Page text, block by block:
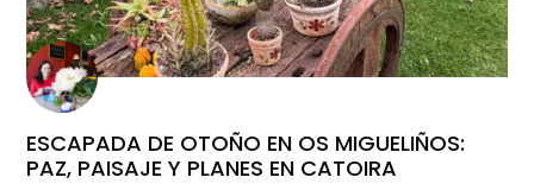
ESCAPADA DE OTOÑO EN OS MIGUELIÑOS:
PAZ, PAISAJE Y PLANES EN CATOIRA